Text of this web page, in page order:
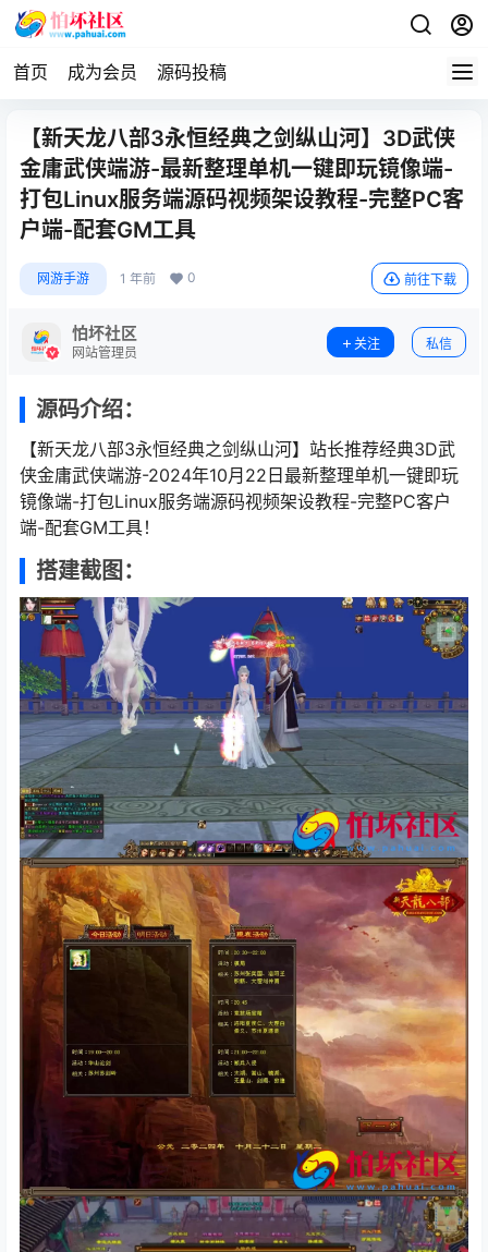
首页 成为会员 源码投稿
【新天龙八部3永恒经典之剑纵山河】3D武侠
金庸武侠端游-最新整理单机一键即玩镜像端-
打包Linux服务端源码视频架设教程-完整PC客
户端-配套GM工具
网游手游 1 年前 0 前往下载
怕坏社区
网站管理员
关注 私信
源码介绍：
【新天龙八部3永恒经典之剑纵山河】站长推荐经典3D武
侠金庸武侠端游-2024年10月22日最新整理单机一键即玩
镜像端-打包Linux服务端源码视频架设教程-完整PC客户
端-配套GM工具！
搭建截图：